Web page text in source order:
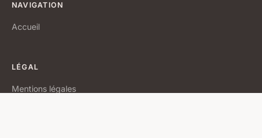
NAVIGATION
Accueil
LÉGAL
Mentions légales